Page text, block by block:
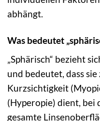
abhängt.
Was bedeutet
„Sphärisch“ bezieht
und bedeutet, dass
Kurzsichtigkeit
(Hyperopie) dient, bei
gesamte